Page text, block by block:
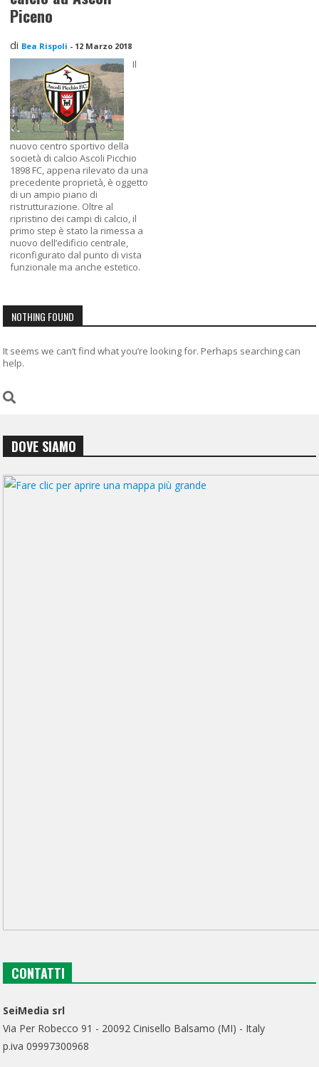
Piceno
di Bea Rispoli - 12 Marzo 2018
Il
nuovo centro sportivo della
società di calcio Ascoli Picchio
1898 FC, appena rilevato da una
precedente proprietà, è oggetto
di un ampio piano di
ristrutturazione. Oltre al
ripristino dei campi di calcio, il
primo step è stato la rimessa a
nuovo dell’edificio centrale,
riconfigurato dal punto di vista
funzionale ma anche estetico.
NOTHING FOUND
It seems we can’t find what you’re looking for. Perhaps searching can
help.
DOVE SIAMO
CONTATTI
SeiMedia srl
Via Per Robecco 91 - 20092 Cinisello Balsamo (MI) - Italy
p.iva 09997300968